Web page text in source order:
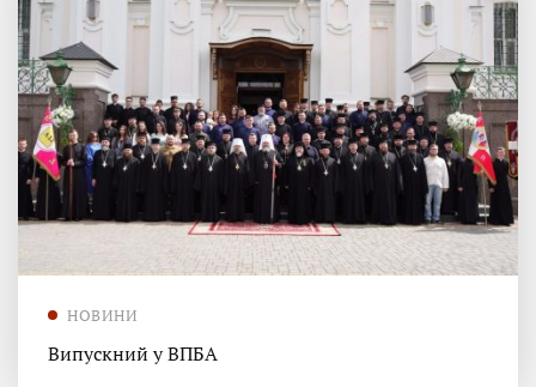
НОВИНИ
Випускний у ВПБА